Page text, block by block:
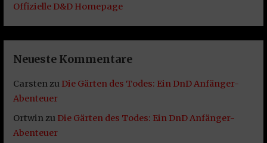
Offizielle D&D Homepage
Neueste Kommentare
Carstenzu Die Gärten des Todes: Ein DnD Anfänger-
Abenteuer
Ortwinzu Die Gärten des Todes: Ein DnD Anfänger-
Abenteuer